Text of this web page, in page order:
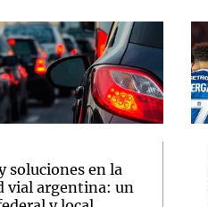
soluciones en la
vial argentina: un